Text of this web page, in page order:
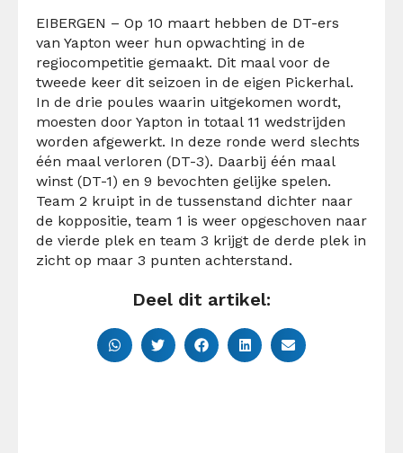
EIBERGEN – Op 10 maart hebben de DT-ers
van Yapton weer hun opwachting in de
regiocompetitie gemaakt. Dit maal voor de
tweede keer dit seizoen in de eigen Pickerhal.
In de drie poules waarin uitgekomen wordt,
moesten door Yapton in totaal 11 wedstrijden
worden afgewerkt. In deze ronde werd slechts
één maal verloren (DT-3). Daarbij één maal
winst (DT-1) en 9 bevochten gelijke spelen.
Team 2 kruipt in de tussenstand dichter naar
de koppositie, team 1 is weer opgeschoven naar
de vierde plek en team 3 krijgt de derde plek in
zicht op maar 3 punten achterstand.
Deel dit artikel: